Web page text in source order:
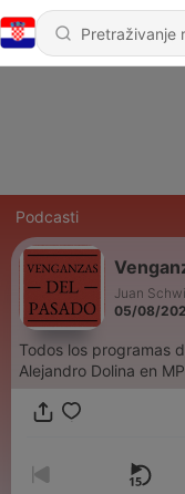
Podcasti
Juan
05/08/
Todos los programas
Alejandro Dolina en